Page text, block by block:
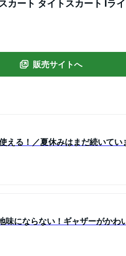
カート タイトスカート Iラ
スカジュアル[mb]
販売サイトへ
える！／夏休みはまだ続いてい
味にならない！ギャザーがかわ